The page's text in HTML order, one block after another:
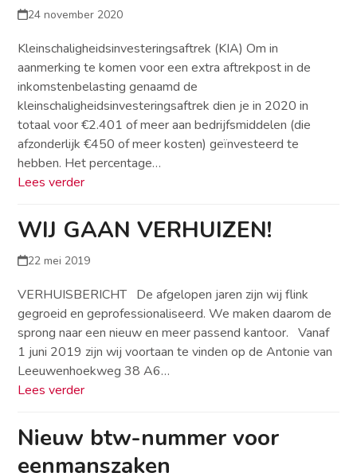
24 november 2020
Kleinschaligheidsinvesteringsaftrek (KIA) Om in
aanmerking te komen voor een extra aftrekpost in de
inkomstenbelasting genaamd de
kleinschaligheidsinvesteringsaftrek dien je in 2020 in
totaal voor €2.401 of meer aan bedrijfsmiddelen (die
afzonderlijk €450 of meer kosten) geïnvesteerd te
hebben. Het percentage…
Lees verder
WIJ GAAN VERHUIZEN!
22 mei 2019
VERHUISBERICHT De afgelopen jaren zijn wij flink
gegroeid en geprofessionaliseerd. We maken daarom de
sprong naar een nieuw en meer passend kantoor. Vanaf
1 juni 2019 zijn wij voortaan te vinden op de Antonie van
Leeuwenhoekweg 38 A6…
Lees verder
Nieuw btw-nummer voor
eenmanszaken